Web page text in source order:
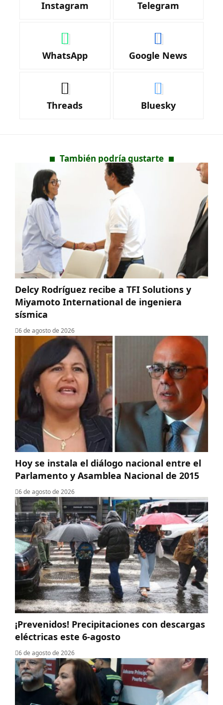
Instagram Telegram
WhatsApp Google News
Threads Bluesky
También podría gustarte
Delcy Rodríguez recibe a TFI Solutions y
Miyamoto International de ingeniera
sísmica
6 de agosto de 2026
Hoy se instala el diálogo nacional entre el
Parlamento y Asamblea Nacional de 2015
6 de agosto de 2026
¡Prevenidos! Precipitaciones con descargas
eléctricas este 6-agosto
6 de agosto de 2026